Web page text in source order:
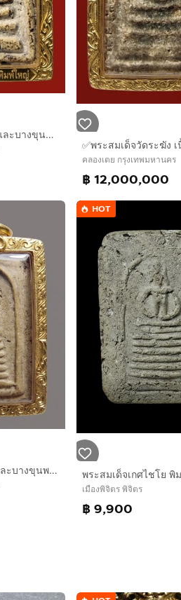
✅พระสมเด็จวัดระฆัง และบางขุนพรหม AA896990
คลองเตย กรุงเทพมหานคร
฿ 12,000,000
✅พระสมเด็จวัดระฆังและบางขุนพรหม องค์ดารา AA86337
HOT
เมืองพิจิตร พิจิตร
฿ 9,900